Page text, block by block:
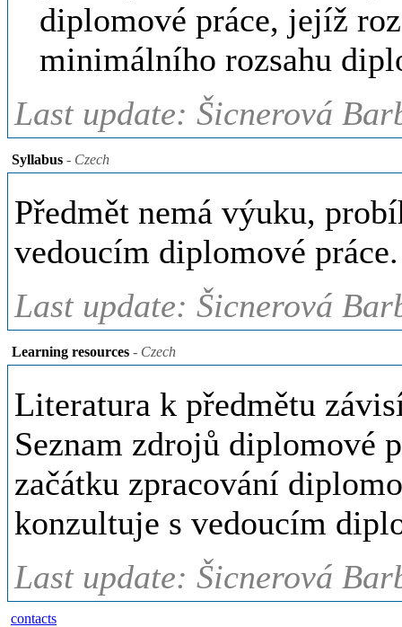
diplomové práce, jejíž
minimálního rozsahu
Last update: Šicnerová
Syllabus - Czech
Předmět nemá výuku,
vedoucím diplomové práce.
Last update: Šicnerová
Learning resources - Czech
Literatura k předmětu
Seznam zdrojů diplomové
začátku zpracování
konzultuje s vedoucím
Last update: Šicnerová
contacts